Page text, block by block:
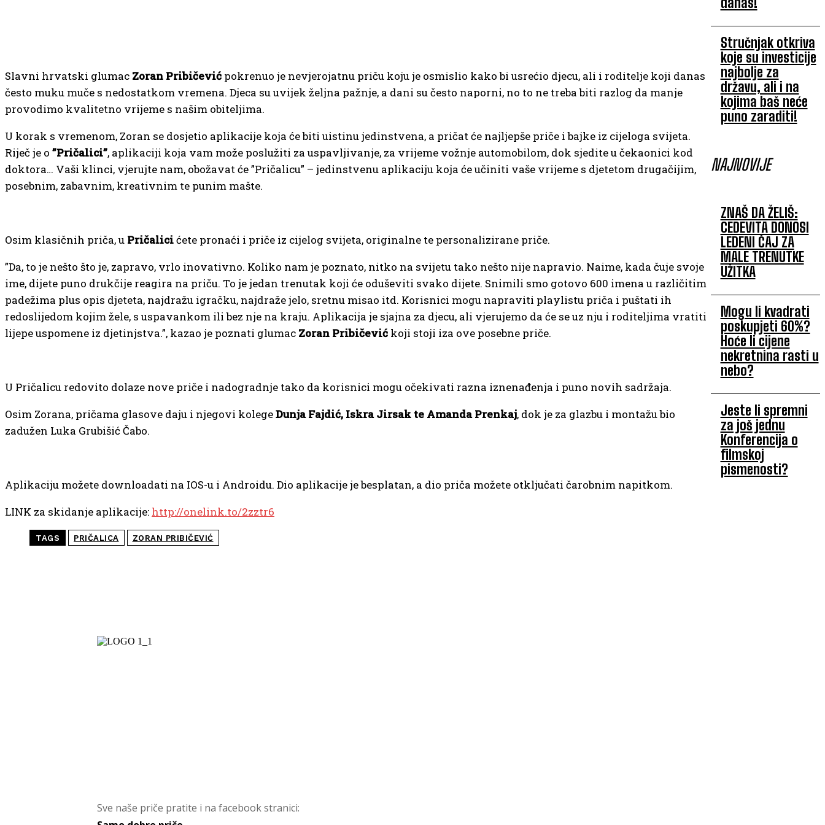
Slavni hrvatski glumac Zoran Pribičević pokrenuo je nevjerojatnu priču koju je osmislio kako bi usrećio djecu, ali i roditelje koji danas
često muku muče s nedostatkom vremena. Djeca su uvijek željna pažnje, a dani su često naporni, no to ne treba biti razlog da manje
provodimo kvalitetno vrijeme s našim obiteljima.
U korak s vremenom, Zoran se dosjetio aplikacije koja će biti uistinu jedinstvena, a pričat će najljepše priče i bajke iz cijeloga svijeta.
Riječ je o ”Pričalici”, aplikaciji koja vam može poslužiti za uspavljivanje, za vrijeme vožnje automobilom, dok sjedite u čekaonici kod
doktora… Vaši klinci, vjerujte nam, obožavat će ”Pričalicu” – jedinstvenu aplikaciju koja će učiniti vaše vrijeme s djetetom drugačijim,
posebnim, zabavnim, kreativnim te punim mašte.
Osim klasičnih priča, u Pričalicićete pronaći i priče iz cijelog svijeta, originalne te personalizirane priče.
”Da, to je nešto što je, zapravo, vrlo inovativno. Koliko nam je poznato, nitko na svijetu tako nešto nije napravio. Naime, kada čuje svoje
ime, dijete puno drukčije reagira na priču. To je jedan trenutak koji će oduševiti svako dijete. Snimili smo gotovo 600 imena u različitim
padežima plus opis djeteta, najdražu igračku, najdraže jelo, sretnu misao itd. Korisnici mogu napraviti playlistu priča i puštati ih
redoslijedom kojim žele, s uspavankom ili bez nje na kraju. Aplikacija je sjajna za djecu, ali vjerujemo da će se uz nju i roditeljima vratiti
lijepe uspomene iz djetinjstva.”, kazao je poznati glumac Zoran Pribičević koji stoji iza ove posebne priče.
U Pričalicu redovito dolaze nove priče i nadogradnje tako da korisnici mogu očekivati razna iznenađenja i puno novih sadržaja.
Osim Zorana, pričama glasove daju i njegovi kolegeDunja Fajdić, Iskra Jirsak te Amanda Prenkaj, dok je za glazbu i montažu bio
zadužen Luka Grubišić Čabo.
Aplikaciju možete downloadati na IOS-u i Androidu. Dio aplikacije je besplatan, a dio priča možete otključati čarobnim napitkom.
LINK za skidanje aplikacije: http://onelink.to/2zztr6
TAGS PRIČALICA ZORAN PRIBIČEVIĆ
Stručnjak otkriva
koje su investicije
najbolje za
državu, ali i na
kojima baš neće
puno zaraditi!
NAJNOVIJE
ZNAŠ DA ŽELIŠ:
CEDEVITA DONOSI
LEDENI ČAJ ZA
MALE TRENUTKE
UŽITKA
Mogu li kvadrati
poskupjeti 60%?
Hoće li cijene
nekretnina rasti u
nebo?
Jeste li spremni
za još jednu
Konferencija o
filmskoj
pismenosti?
Sve naše priče pratite i na facebook stranici: